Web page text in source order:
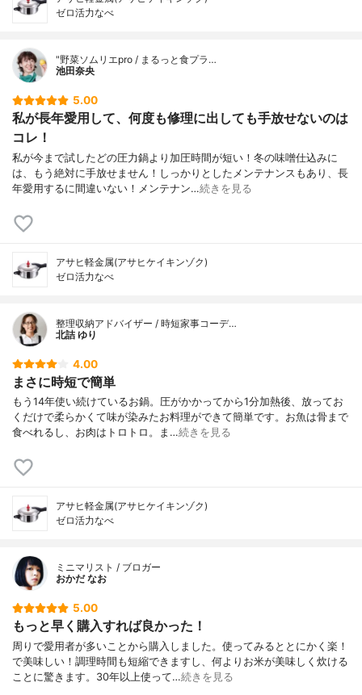
ゼロ活力なべ
"野菜ソムリエpro / まるっと食プラ…
池田奈央
5.00
私が長年愛用して、何度も修理に出しても手放せないのは
コレ！
私が今まで試したどの圧力鍋より加圧時間が短い！冬の味噌仕込みに
は、もう絶対に手放せません！しっかりとしたメンテナンスもあり、長
年愛用するに間違いない！メンテナン…続きを見る
アサヒ軽金属(アサヒケイキンゾク)
ゼロ活力なべ
整理収納アドバイザー / 時短家事コーデ…
北詰 ゆり
4.00
まさに時短で簡単
もう14年使い続けているお鍋。圧がかかってから1分加熱後、放ってお
くだけで柔らかくて味が染みたお料理ができて簡単です。お魚は骨まで
食べれるし、お肉はトロトロ。ま…続きを見る
アサヒ軽金属(アサヒケイキンゾク)
ゼロ活力なべ
ミニマリスト / ブロガー
おかだ なお
5.00
もっと早く購入すれば良かった！
周りで愛用者が多いことから購入しました。使ってみるととにかく楽！
で美味しい！調理時間も短縮できますし、何よりお米が美味しく炊ける
ことに驚きます。30年以上使って…続きを見る